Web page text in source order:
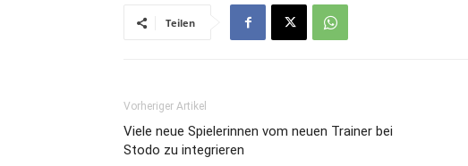
Teilen
Vorheriger Artikel
Viele neue Spielerinnen vom neuen Trainer bei
Stodo zu integrieren